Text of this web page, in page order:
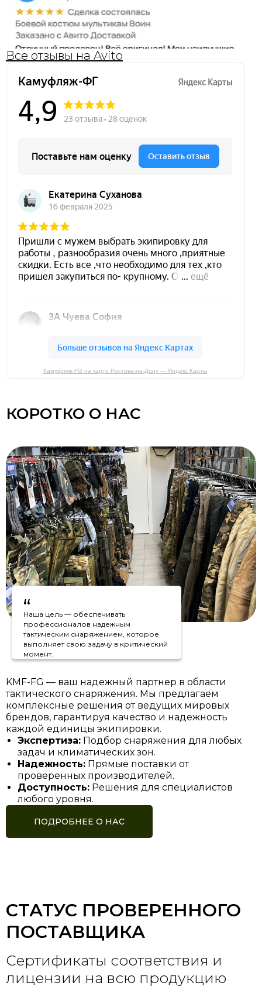
Все отзывы на Avito
Камуфляж-FG на карте Ростова‑на‑Дону — Яндекс Карты
КОРОТКО О НАС
“
Наша цель — обеспечивать
профессионалов надежным
тактическим снаряжением, которое
выполняет свою задачу в критический
момент.
KMF-FG — ваш надежный партнер в области
тактического снаряжения. Мы предлагаем
комплексные решения от ведущих мировых
брендов, гарантируя качество и надежность
каждой единицы экипировки.
Экспертиза: Подбор снаряжения для любых
задач и климатических зон.
Надежность: Прямые поставки от
проверенных производителей.
Доступность: Решения для специалистов
любого уровня.
ПОДРОБНЕЕ О НАС
СТАТУС ПРОВЕРЕННОГО
ПОСТАВЩИКА
Сертификаты соответствия и
лицензии на всю продукцию